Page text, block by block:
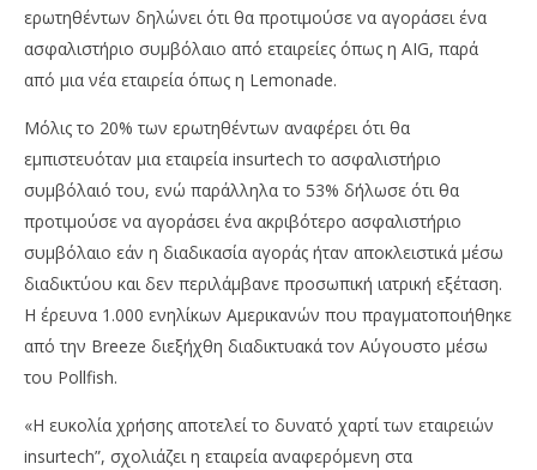
ερωτηθέντων δηλώνει ότι θα προτιμούσε να αγοράσει ένα
ασφαλιστήριο συμβόλαιο από εταιρείες όπως η AIG, παρά
από μια νέα εταιρεία όπως η Lemonade.
Μόλις το 20% των ερωτηθέντων αναφέρει ότι θα
εμπιστευόταν μια εταιρεία insurtech το ασφαλιστήριο
συμβόλαιό του, ενώ παράλληλα το 53% δήλωσε ότι θα
προτιμούσε να αγοράσει ένα ακριβότερο ασφαλιστήριο
συμβόλαιο εάν η διαδικασία αγοράς ήταν αποκλειστικά μέσω
διαδικτύου και δεν περιλάμβανε προσωπική ιατρική εξέταση.
Η έρευνα 1.000 ενηλίκων Αμερικανών που πραγματοποιήθηκε
από την Breeze διεξήχθη διαδικτυακά τον Αύγουστο μέσω
του Pollfish.
«Η ευκολία χρήσης αποτελεί το δυνατό χαρτί των εταιρειών
insurtech”, σχολιάζει η εταιρεία αναφερόμενη στα